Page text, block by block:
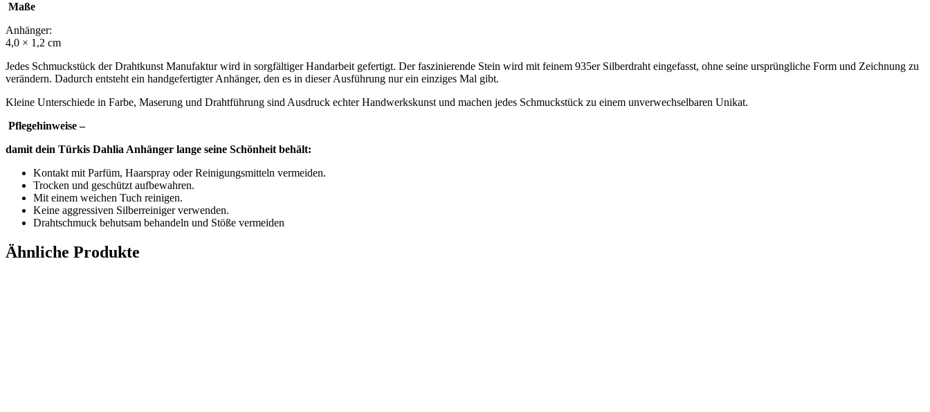
Maße
Anhänger:
4,0 × 1,2 cm
Jedes Schmuckstück der Drahtkunst Manufaktur wird in sorgfältiger Handarbeit gefertigt. Der faszinierende Stein wird mit feinem 935er Silberdraht eingefasst, ohne seine ursprüngliche Form und Zeichnung zu
verändern. Dadurch entsteht ein handgefertigter Anhänger, den es in dieser Ausführung nur ein einziges Mal gibt.
Kleine Unterschiede in Farbe, Maserung und Drahtführung sind Ausdruck echter Handwerkskunst und machen jedes Schmuckstück zu einem unverwechselbaren Unikat.
Pflegehinweise –
damit dein Türkis Dahlia Anhänger lange seine Schönheit behält:
Kontakt mit Parfüm, Haarspray oder Reinigungsmitteln vermeiden.
Trocken und geschützt aufbewahren.
Mit einem weichen Tuch reinigen.
Keine aggressiven Silberreiniger verwenden.
Drahtschmuck behutsam behandeln und Stöße vermeiden
Ähnliche Produkte